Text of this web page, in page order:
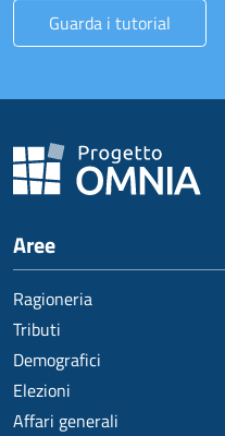
Guarda i tutorial
Aree
Ragioneria
Tributi
Demografici
Elezioni
Affari generali